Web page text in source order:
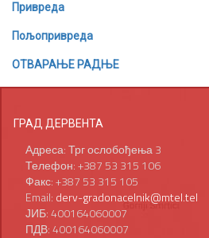
Привреда
Пољопривреда
ОТВАРАЊЕ РАДЊЕ
ГРАД ДЕРВЕНТА
Адреса: Трг ослобођења 3
Телефон: +387 53 315 106
Факс: +387 53 315 105
Email: derv-gradonacelnik@mtel.tel
ЈИБ: 400164060007
ПДВ: 400164060007